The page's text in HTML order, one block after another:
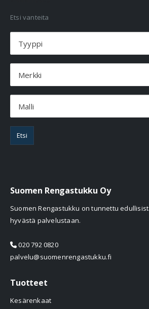
Etsi vanteita
Tyyppi
Merkki
Malli
Etsi
Suomen Rengastukku Oy
Suomen Rengastukku on tunnettu
hyvästä palvelustaan.
020 792 0820
palvelu@suomenrengastukku.fi
Tuotteet
Kesärenkaat